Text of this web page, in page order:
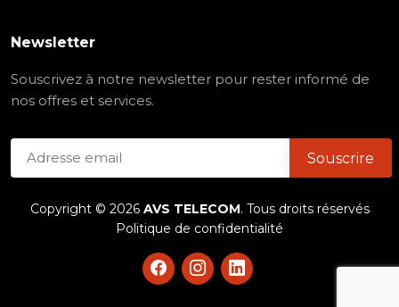
Newsletter
Souscrivez à notre newsletter pour rester informé de
nos offres et services.
Copyright © 2026 AVS TELECOM. Tous droits réservés
Politique de confidentialité